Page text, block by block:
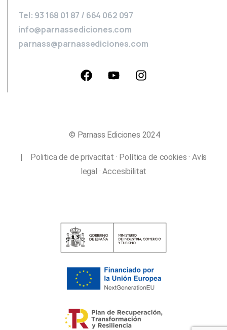
Tel: 93 168 01 87 / 664 062 097
info@parnassediciones.com
parnass@parnassediciones.com
© Parnass Ediciones 2024
| Politica de de privacitat · Política de cookies · Avís
legal ·Accesibilitat